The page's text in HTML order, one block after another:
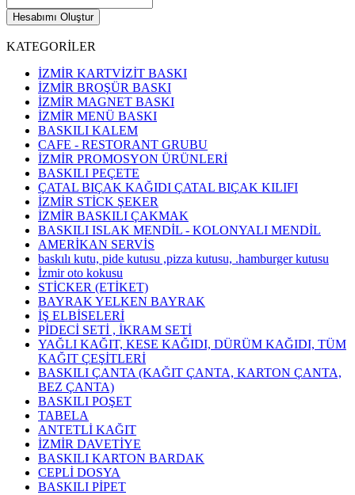
Hesabımı Oluştur
KATEGORİLER
İZMİR KARTVİZİT BASKI
İZMİR BROŞÜR BASKI
İZMİR MAGNET BASKI
İZMİR MENÜ BASKI
BASKILI KALEM
CAFE - RESTORANT GRUBU
İZMİR PROMOSYON ÜRÜNLERİ
BASKILI PEÇETE
ÇATAL BIÇAK KAĞIDI ÇATAL BIÇAK KILIFI
İZMİR STİCK ŞEKER
İZMİR BASKILI ÇAKMAK
BASKILI ISLAK MENDİL - KOLONYALI MENDİL
AMERİKAN SERVİS
baskılı kutu, pide kutusu ,pizza kutusu, .hamburger kutusu
İzmir oto kokusu
STİCKER (ETİKET)
BAYRAK YELKEN BAYRAK
İŞ ELBİSELERİ
PİDECİ SETİ , İKRAM SETİ
YAĞLI KAĞIT, KESE KAĞIDI, DÜRÜM KAĞIDI, TÜM
KAĞIT ÇEŞİTLERİ
BASKILI ÇANTA (KAĞIT ÇANTA, KARTON ÇANTA,
BEZ ÇANTA)
BASKILI POŞET
TABELA
ANTETLİ KAĞIT
İZMİR DAVETİYE
BASKILI KARTON BARDAK
CEPLİ DOSYA
BASKILI PİPET